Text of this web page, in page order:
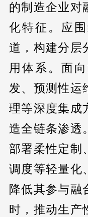
的制造企业对
化特征。应
道，构建分层
用体系。面
发、预测性运
理等深度集成
造全链条渗透
部署柔性定制
调度等轻量化
降低其参与融
时，推动生产